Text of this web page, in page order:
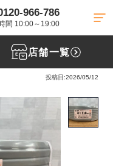
966-786
間 10:00～19:00
店舗一覧
【買取実績】 富士 VVFケ
木店
投稿日:2026/05/12